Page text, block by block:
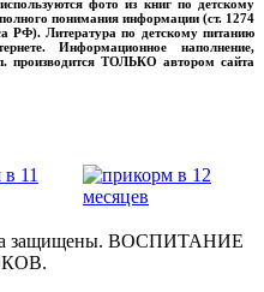
фото из книг по детскому
понимания информации (ст. 1274
РФ). Литература по детскому питанию
Информационное наполнение,
производится ТОЛЬКО автором сайта
защищены. ВОСПИТАНИЕ